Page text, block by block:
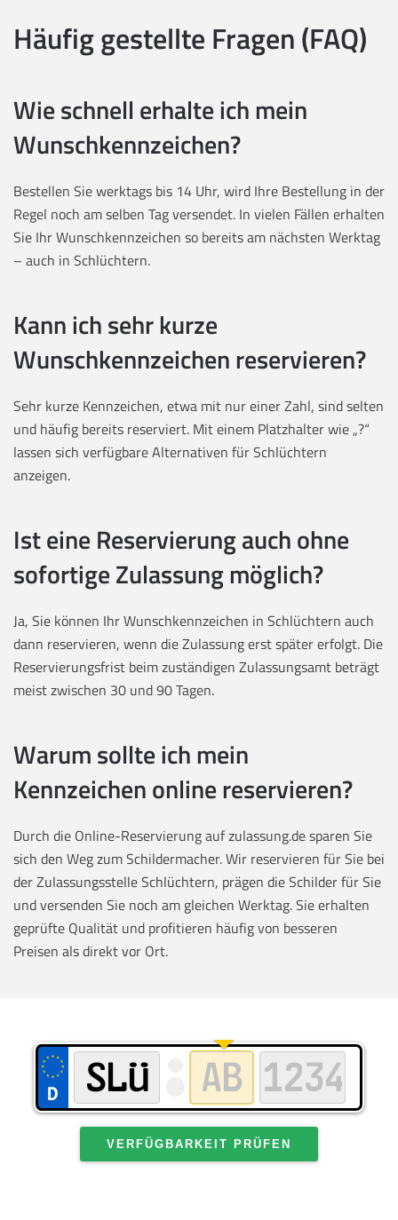
Häufig gestellte Fragen (FAQ)
Wie schnell erhalte ich mein
Wunschkennzeichen?
Bestellen Sie werktags bis 14 Uhr, wird Ihre Bestellung in der
Regel noch am selben Tag versendet. In vielen Fällen erhalten
Sie Ihr Wunschkennzeichen so bereits am nächsten Werktag
– auch in Schlüchtern.
Kann ich sehr kurze
Wunschkennzeichen reservieren?
Sehr kurze Kennzeichen, etwa mit nur einer Zahl, sind selten
und häufig bereits reserviert. Mit einem Platzhalter wie „?“
lassen sich verfügbare Alternativen für Schlüchtern
anzeigen.
Ist eine Reservierung auch ohne
sofortige Zulassung möglich?
Ja, Sie können Ihr Wunschkennzeichen in Schlüchtern auch
dann reservieren, wenn die Zulassung erst später erfolgt. Die
Reservierungsfrist beim zuständigen Zulassungsamt beträgt
meist zwischen 30 und 90 Tagen.
Warum sollte ich mein
Kennzeichen online reservieren?
Durch die Online-Reservierung auf zulassung.de sparen Sie
sich den Weg zum Schildermacher. Wir reservieren für Sie bei
der Zulassungsstelle Schlüchtern, prägen die Schilder für Sie
und versenden Sie noch am gleichen Werktag. Sie erhalten
geprüfte Qualität und profitieren häufig von besseren
Preisen als direkt vor Ort.
VERFÜGBARKEIT PRÜFEN